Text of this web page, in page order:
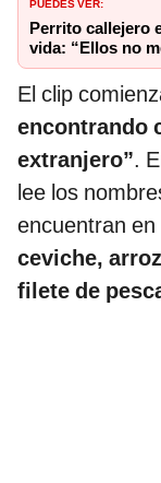
Perrito callejero
vida: “Ellos no
El clip
encontrando
extranjero”.
lee los
encuentran
ceviche,
filete de